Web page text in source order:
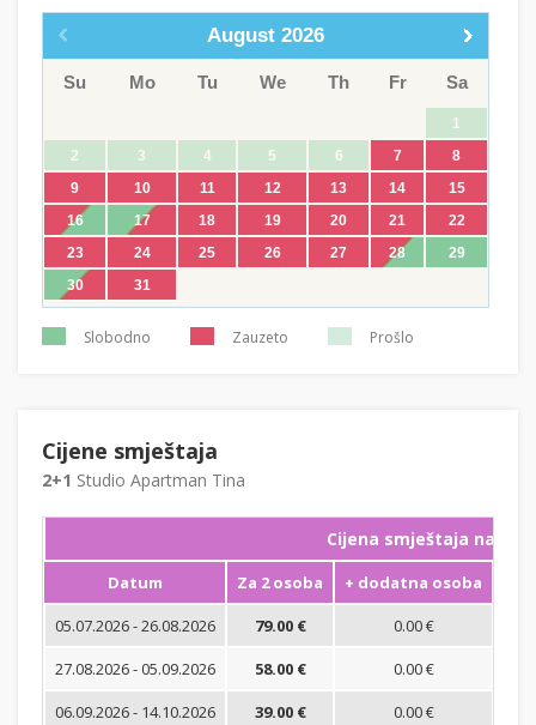
August 2026
Su Mo Tu We Th Fr Sa
1
2
3 4 5 6 7
8
9
10 11 12 13 14
15
16
17 18 19 20 21
22
23
24 25 26 27 28
29
30
31
Slobodno Zauzeto Prošlo
Cijene smještaja
2+1 Studio Apartman Tina
Cijena smještaja na noć
Datum Za 2 osoba + dodatna osoba
05.07.2026 - 26.08.2026
79.00 €
0.00 €
27.08.2026 - 05.09.2026
58.00 €
0.00 €
06.09.2026 - 14.10.2026
39.00 €
0.00 €